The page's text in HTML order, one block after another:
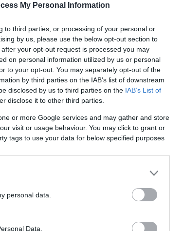
My Personal Information
to third parties, or processing of your personal or
by us, please use the below opt-out section to
your opt-out request is processed you may
on personal information utilized by us or personal
to your opt-out. You may separately opt-out of the
by third parties on the IAB’s list of downstream
disclosed by us to third parties on the IAB’s List of
disclose it to other third parties.
or more Google services and may gather and store
visit or usage behaviour. You may click to grant or
tags to use your data for below specified purposes
personal data.
Data.